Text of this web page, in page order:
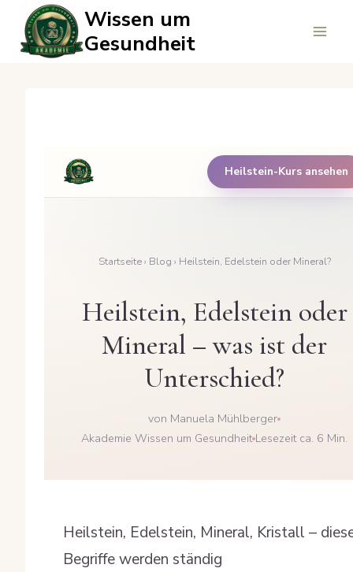
Inhalt
springen
Wissen um
Gesundheit
Heilstein-Kurs ansehen
Startseite› Blog › Heilstein, Edelstein oder Mineral?
Heilstein, Edelstein oder
Mineral – was ist der
Unterschied?
von Manuela Mühlberger
Akademie Wissen um Gesundheit Lesezeit ca. 6 Min.
Heilstein, Edelstein, Mineral, Kristall –
Begriffe werden ständig